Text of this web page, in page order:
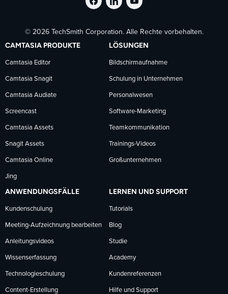
TechSmith
auf
Facebook
folgen
TechSmith
auf
LinkedIn
folgen
TechSmith
auf
YouTube
© 2026 TechSmith Corporation. Alle Rechte vorbehalten.
CAMTASIA PRODUKTE
Camtasia Editor
Camtasia Snagit
Camtasia Audiate
Screencast
Camtasia Assets
Snagit Assets
Camtasia Online
Jing
LÖSUNGEN
Bildschirmaufnahme
Schulung in Unternehmen
Personalwesen
Software-Marketing
Teamkommunikation
Trainings-Videos
Großunternehmen
ANWENDUNGSFÄLLE
Kundenschulung
Meeting-Aufzeichnung bearbeiten
Anleitungsvideos
Wissenserfassung
Technologieschulung
Content-Erstellung
LERNEN UND SUPPORT
Tutorials
Blog
Studie
Academy
Kundenreferenzen
Hilfe und Support